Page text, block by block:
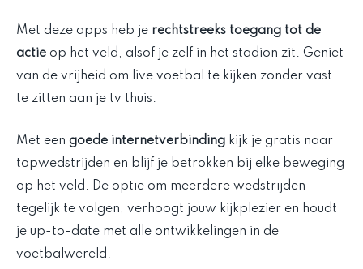
Met deze apps heb je rechtstreeks toegang tot de
actie op het veld, alsof je zelf in het stadion zit. Geniet
van de vrijheid om live voetbal te kijken zonder vast
te zitten aan je tv thuis.
Met een goede internetverbinding kijk je gratis naar
topwedstrijden en blijf je betrokken bij elke beweging
op het veld. De optie om meerdere wedstrijden
tegelijk te volgen, verhoogt jouw kijkplezier en houdt
je up-to-date met alle ontwikkelingen in de
voetbalwereld.